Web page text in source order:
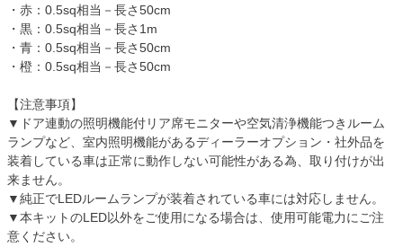
・赤：0.5sq相当－長さ50cm
・黒：0.5sq相当－長さ1m
・青：0.5sq相当－長さ50cm
・橙：0.5sq相当－長さ50cm
【注意事項】
▼ドア連動の照明機能付リア席モニターや空気清浄機能つきルーム
ランプなど、室内照明機能があるディーラーオプション・社外品を
装着している車は正常に動作しない可能性がある為、取り付けが出
来ません。
▼純正でLEDルームランプが装着されている車には対応しません。
▼本キットのLED以外をご使用になる場合は、使用可能電力にご注
意ください。